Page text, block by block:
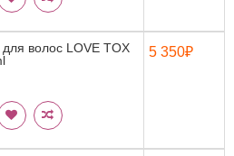
для волос LOVE TOX
5 350₽